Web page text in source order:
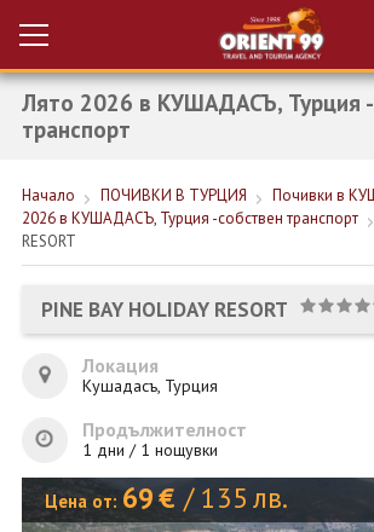
Вход за агенти
НОВА ГОДИНА ТУРЦИЯ
НОВА ГОДИНА
ПОЧИВКИ
КРУИЗИ
ЕКЗОТИКА
Лято 2026 в КУШАДАСЪ, Турция -
транспорт
Начало ПОЧИВКИ В ТУРЦИЯ Почивки в
2026 в КУШАДАСЪ, Турция -собствен транспорт
RESORT
PINE BAY HOLIDAY RESORT
Локация
Кушадасъ, Турция
Продължителност
1 дни / 1 нощувки
Цена от: 69€ / 135 лв.